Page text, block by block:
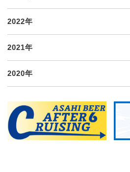
2022年
2021年
2020年